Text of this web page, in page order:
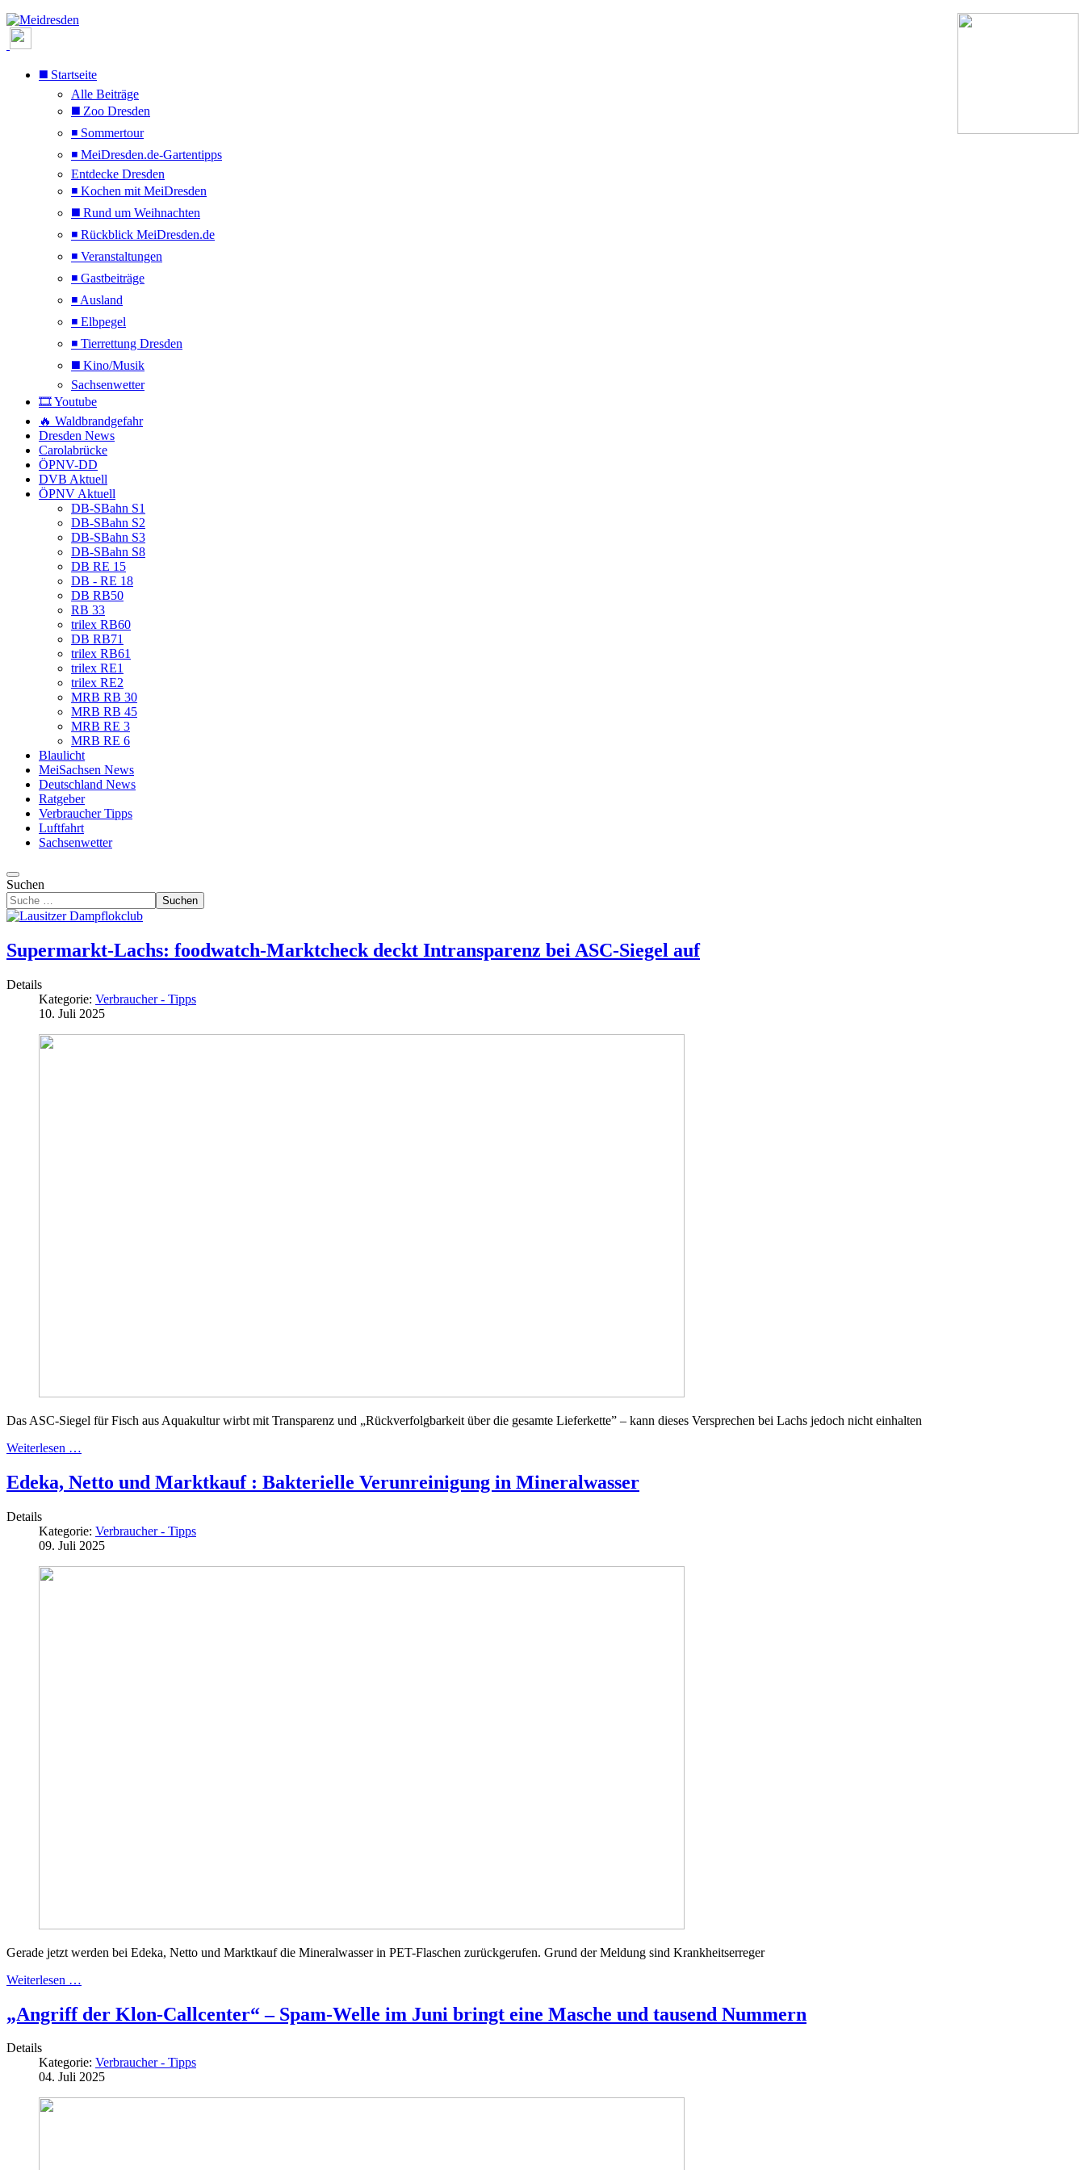
◼️ Startseite
Alle Beiträge
◼️ Zoo Dresden
◾ Sommertour
◾ MeiDresden.de-Gartentipps
Entdecke Dresden
◾ Kochen mit MeiDresden
◼️ Rund um Weihnachten
◾ Rückblick MeiDresden.de
◾ Veranstaltungen
◾ Gastbeiträge
◾ Ausland
◾ Elbpegel
◾ Tierrettung Dresden
◼️ Kino/Musik
Sachsenwetter
🎞️ Youtube
🔥 Waldbrandgefahr
Dresden News
Carolabrücke
ÖPNV-DD
DVB Aktuell
ÖPNV Aktuell
DB-SBahn S1
DB-SBahn S2
DB-SBahn S3
DB-SBahn S8
DB RE 15
DB - RE 18
DB RB50
RB 33
trilex RB60
DB RB71
trilex RB61
trilex RE1
trilex RE2
MRB RB 30
MRB RB 45
MRB RE 3
MRB RE 6
Blaulicht
MeiSachsen News
Deutschland News
Ratgeber
Verbraucher Tipps
Luftfahrt
Sachsenwetter
Suchen
Suchen
Supermarkt-Lachs: foodwatch-Marktcheck deckt Intransparenz bei ASC-Siegel auf
Details
Kategorie: Verbraucher - Tipps
10. Juli 2025
Das ASC-Siegel für Fisch aus Aquakultur wirbt mit Transparenz und „Rückverfolgbarkeit über die gesamte Lieferkette” – kann dieses Versprechen bei Lachs jedoch nicht einhalten
Weiterlesen …
Edeka, Netto und Marktkauf : Bakterielle Verunreinigung in Mineralwasser
Details
Kategorie: Verbraucher - Tipps
09. Juli 2025
Gerade jetzt werden bei Edeka, Netto und Marktkauf die Mineralwasser in PET-Flaschen zurückgerufen. Grund der Meldung sind Krankheitserreger
Weiterlesen …
„Angriff der Klon-Callcenter“ – Spam-Welle im Juni bringt eine Masche und tausend Nummern
Details
Kategorie: Verbraucher - Tipps
04. Juli 2025